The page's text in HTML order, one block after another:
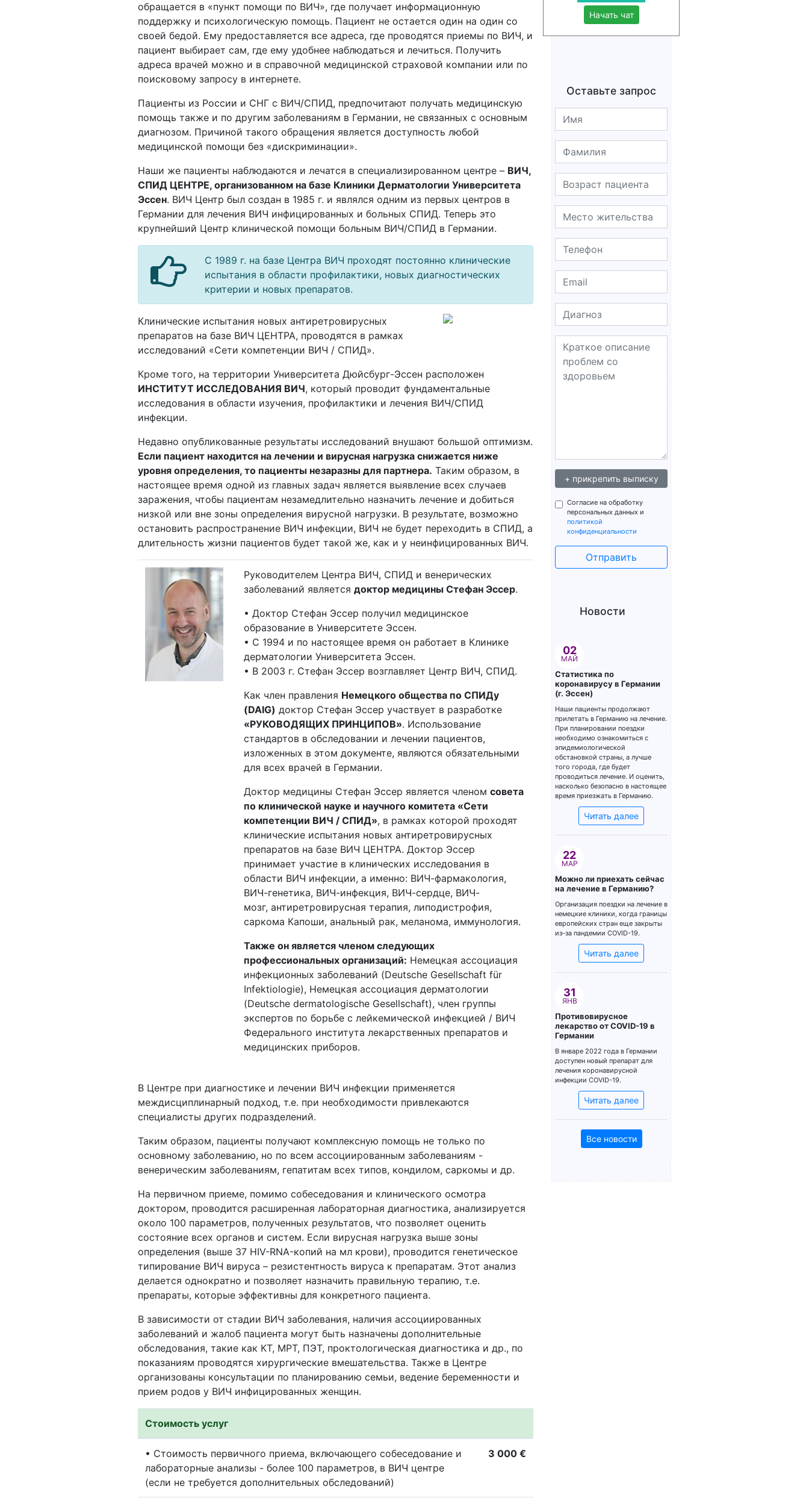
обращается в «пункт помощи по ВИЧ», где получает информационную
поддержку и психологическую помощь. Пациент не остается один на один со
своей бедой. Ему предоставляется все адреса, где проводятся приемы по ВИЧ, и
пациент выбирает сам, где ему удобнее наблюдаться и лечиться. Получить
адреса врачей можно и в справочной медицинской страховой компании или по
поисковому запросу в интернете.
Пациенты из России и СНГ с ВИЧ/СПИД, предпочитают получать медицинскую
помощь также и по другим заболеваниям в Германии, не связанных с основным
диагнозом. Причиной такого обращения является доступность любой
медицинской помощи без «дискриминации».
Наши же пациенты наблюдаются и лечатся в специализированном центре – ВИЧ,
СПИД ЦЕНТРЕ, организованном на базе Клиники Дерматологии Университета
Эссен. ВИЧ Центр был создан в 1985 г. и являлся одним из первых центров в
Германии для лечения ВИЧ инфицированных и больных СПИД. Теперь это
крупнейший Центр клинической помощи больным ВИЧ/СПИД в Германии.
С 1989 г. на базе Центра ВИЧ проходят постоянно клинические
испытания в области профилактики, новых диагностических
критерии и новых препаратов.
Клинические испытания новых антиретровирусных
препаратов на базе ВИЧ ЦЕНТРА, проводятся в рамках
исследований «Сети компетенции ВИЧ / СПИД».
Кроме того, на территории Университета Дюйсбург-Эссен расположен
ИНСТИТУТ ИССЛЕДОВАНИЯ ВИЧ, который проводит фундаментальные
исследования в области изучения, профилактики и лечения ВИЧ/СПИД
инфекции.
Недавно опубликованные результаты исследований внушают большой оптимизм.
Если пациент находится на лечении и вирусная нагрузка снижается ниже
уровня определения, то пациенты незаразны для партнера. Таким образом, в
настоящее время одной из главных задач является выявление всех случаев
заражения, чтобы пациентам незамедлительно назначить лечение и добиться
низкой или вне зоны определения вирусной нагрузки. В результате, возможно
остановить распространение ВИЧ инфекции, ВИЧ не будет переходить в СПИД, а
длительность жизни пациентов будет такой же, как и у неинфицированных ВИЧ.
Руководителем Центра ВИЧ, СПИД и венерических
заболеваний является доктор медицины Стефан Эссер.
• Доктор Стефан Эссер получил медицинское
образование в Университете Эссен.
• С 1994 и по настоящее время он работает в Клинике
дерматологии Университета Эссен.
• В 2003 г. Стефан Эссер возглавляет Центр ВИЧ, СПИД.
Как член правления Немецкого общества по СПИДу
(DAIG) доктор Стефан Эссер участвует в разработке
«РУКОВОДЯЩИХ ПРИНЦИПОВ». Использование
стандартов в обследовании и лечении пациентов,
изложенных в этом документе, являются обязательными
для всех врачей в Германии.
Доктор медицины Стефан Эссер является членом совета
по клинической науке и научного комитета «Сети
компетенции ВИЧ / СПИД», в рамках которой проходят
клинические испытания новых антиретровирусных
препаратов на базе ВИЧ ЦЕНТРА. Доктор Эссер
принимает участие в клинических исследования в
области ВИЧ инфекции, а именно: ВИЧ-фармакология,
ВИЧ-генетика, ВИЧ-инфекция, ВИЧ-сердце, ВИЧ-
мозг, антиретровирусная терапия, липодистрофия,
саркома Капоши, анальный рак, меланома, иммунология.
Также он является членом следующих
профессиональных организаций: Немецкая ассоциация
инфекционных заболеваний (Deutsche Gesellschaft für
Infektiologie), Немецкая ассоциация дерматологии
(Deutsche dermatologische Gesellschaft), член группы
экспертов по борьбе с лейкемической инфекцией / ВИЧ
Федерального института лекарственных препаратов и
медицинских приборов.
В Центре при диагностике и лечении ВИЧ инфекции применяется
междисциплинарный подход, т.е. при необходимости привлекаются
специалисты других подразделений.
Таким образом, пациенты получают комплексную помощь не только по
основному заболеванию, но по всем ассоциированным заболеваниям -
венерическим заболеваниям, гепатитам всех типов, кондилом, саркомы и др.
На первичном приеме, помимо собеседования и клинического осмотра
доктором, проводится расширенная лабораторная диагностика, анализируется
около 100 параметров, полученных результатов, что позволяет оценить
состояние всех органов и систем. Если вирусная нагрузка выше зоны
определения (выше 37 HIV-RNA-копий на мл крови), проводится генетическое
типирование ВИЧ вируса – резистентность вируса к препаратам. Этот анализ
делается однократно и позволяет назначить правильную терапию, т.е.
препараты, которые эффективны для конкретного пациента.
В зависимости от стадии ВИЧ заболевания, наличия ассоциированных
заболеваний и жалоб пациента могут быть назначены дополнительные
обследования, такие как КТ, МРТ, ПЭТ, проктологическая диагностика и др., по
показаниям проводятся хирургические вмешательства. Также в Центре
организованы консультации по планированию семьи, ведение беременности и
прием родов у ВИЧ инфицированных женщин.
Стоимость услуг
• Стоимость первичного приема, включающего собеседование и
лабораторные анализы - более 100 параметров, в ВИЧ центре
(если не требуется дополнительных обследований)
3 000 €
Начать чат
Оставьте запрос
+ прикрепить выписку
Согласие на обработку
персональных данных и
политикой
конфиденциальности
Отправить
Новости
02
МАЙ
Статистика по
коронавирусу в Германии
(г. Эссен)
Наши пациенты продолжают
прилетать в Германию на лечение.
При планировании поездки
необходимо ознакомиться с
эпидемиологической
обстановкой страны, а лучше
того города, где будет
проводиться лечение. И оценить,
насколько безопасно в настоящее
время приезжать в Германию.
Читать далее
22
МАР
Можно ли приехать сейчас
на лечение в Германию?
Организация поездки на лечение в
немецкие клиники, когда границы
европейских стран еще закрыты
из-за пандемии COVID-19.
Читать далее
31
ЯНВ
Противовирусное
лекарство от COVID-19 в
Германии
В январе 2022 года в Германии
доступен новый препарат для
лечения коронавирусной
инфекции COVID-19.
Читать далее
Все новости